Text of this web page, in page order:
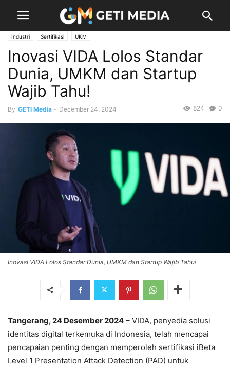
Industri Sertifikasi UKM
Inovasi VIDA Lolos Standar
Dunia, UMKM dan Startup
Wajib Tahu!
By GETI Media - December 24, 2024 0
824
Inovasi VIDA Lolos Standar Dunia, UMKM dan Startup Wajib Tahu!
Tangerang, 24 Desember 2024 – VIDA, penyedia solusi
identitas digital terkemuka di Indonesia, telah mencapai
pencapaian penting dengan memperoleh sertifikasi iBeta
Level 1 Presentation Attack Detection (PAD) untuk